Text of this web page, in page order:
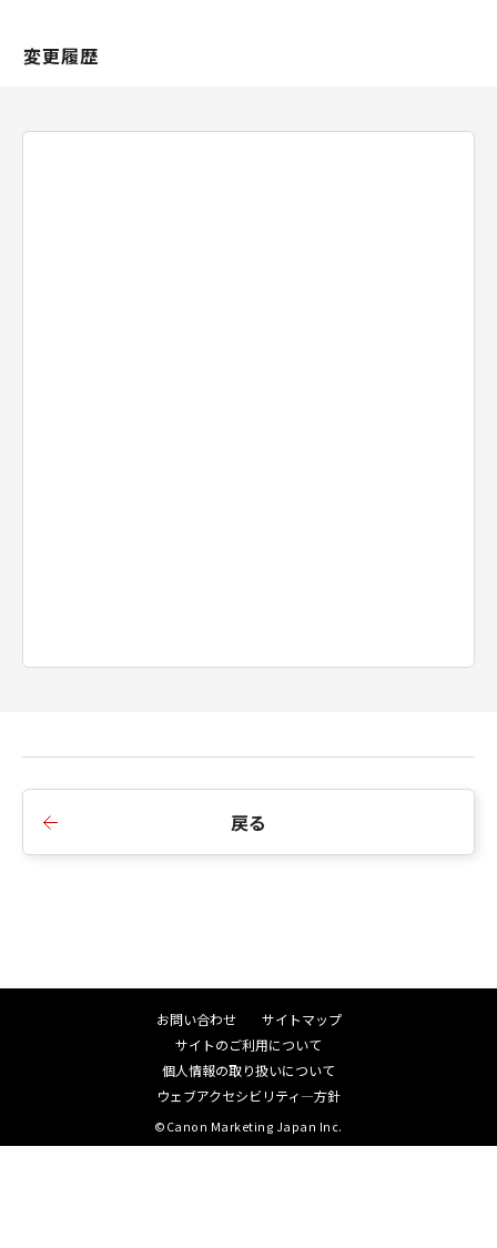
変更履歴
戻る
お問い合わせ
サイトマップ
サイトのご利用について
個人情報の取り扱いについて
ウェブアクセシビリティ―方針
©Canon Marketing Japan Inc.